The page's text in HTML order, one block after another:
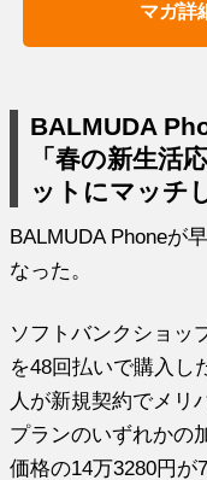
マガ詳
BALMUDA
「春の新生活
ットにマッチ
BALMUDA Phoneが
なった。
ソフトバンクショッ
を48回払いで購入し
人が新規契約でメリ
プランのいずれかの
価格の14万3280円が